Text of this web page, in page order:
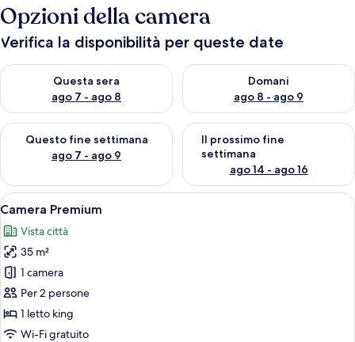
Opzioni della camera
Verifica la disponibilità per queste date
Questa sera
ago 7 - ago 8
Verifica la disponibilità per questa sera, ago 7 - ago 8
Domani
ago 8 - ago 9
Verifica la disponibilità per
Questo fine settimana
ago 7 - ago 9
Verifica la disponibilità per questo fine settimana, ago 7 - ago
Il prossimo fine
settimana
ago 14 - ago 16
Verifica la disponibilità per il
Apri
tutte
le
foto
per
Camera
Premium
Una camera da letto con un letto
9
Camera Premium
Vista città
35 m²
1 camera
Per 2 persone
1 letto king
Wi-Fi gratuito